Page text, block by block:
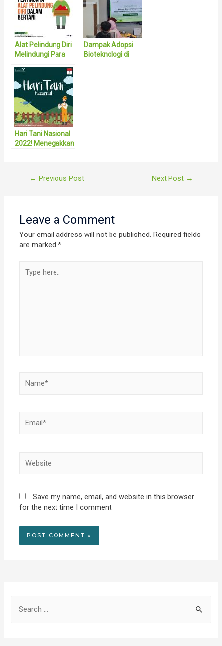
Alat Pelindung Diri
Melindungi Para
Dampak Adopsi
Bioteknologi di
Hari Tani Nasional
2022! Menegakkan
Kesejahteraan
Post
← Previous Post Next Post →
Leave a Comment
Your email address will not be published. Required fields
are marked*
here..
Save my name, email, and website in this browser
for the next time I comment.